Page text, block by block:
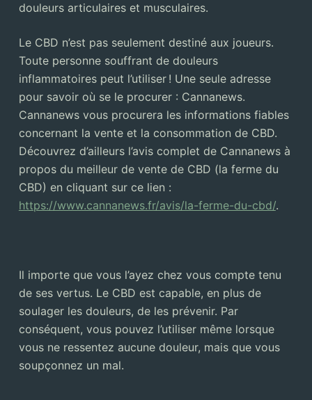
douleurs articulaires et musculaires.
Le CBD n’est pas seulement destiné aux joueurs.
Toute personne souffrant de douleurs
inflammatoires peut l’utiliser ! Une seule adresse
pour savoir où se le procurer : Cannanews.
Cannanews vous procurera les informations fiables
concernant la vente et la consommation de CBD.
Découvrez d’ailleurs l’avis complet de Cannanews à
propos du meilleur de vente de CBD (la ferme du
CBD) en cliquant sur ce lien :
https://www.cannanews.fr/avis/la-ferme-du-cbd/.
Il importe que vous l’ayez chez vous compte tenu
de ses vertus. Le CBD est capable, en plus de
soulager les douleurs, de les prévenir. Par
conséquent, vous pouvez l’utiliser même lorsque
vous ne ressentez aucune douleur, mais que vous
soupçonnez un mal.